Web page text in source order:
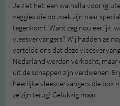
Je ziet het: een walhalla voor
veggies die op zoek zijn naar
tegenkomt. Want zeg nou eerlijk:
vleesvervangers? Wij hadden ze
vertelde ons dat deze
Nederland werden verkocht,
uit de schappen zijn verdwenen.
heerlijke vleesvervangers die ook
ze zijn terug! Gelukkig maar.